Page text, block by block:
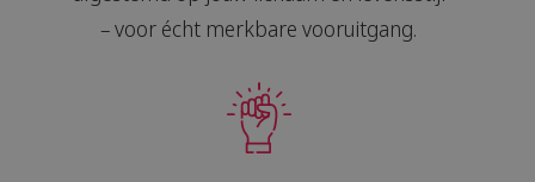
– voor écht merkbare vooruitgang.